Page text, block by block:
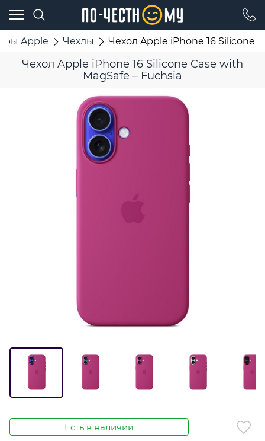
Apple Чехлы Чехол Apple iPhone 16 Silicone
Чехол Apple iPhone 16 Silicone Case with
MagSafe – Fuchsia
Есть в наличии